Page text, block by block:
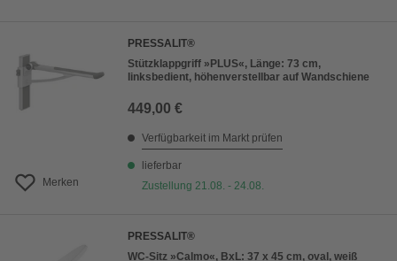
Merken
PRESSALIT®
Stützklappgriff »PLUS«, Länge: 73 cm,
linksbedient, höhenverstellbar auf Wandschiene
449,00 €
Verfügbarkeit im Markt prüfen
lieferbar
Zustellung 21.08. - 24.08.
PRESSALIT®
WC-Sitz »Calmo«, BxL: 37 x 45 cm, oval, weiß